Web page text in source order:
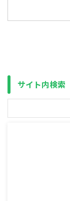
衛資金（災害用の紙
にする時、見るべき
も、どの時点を開始
サイト内検索